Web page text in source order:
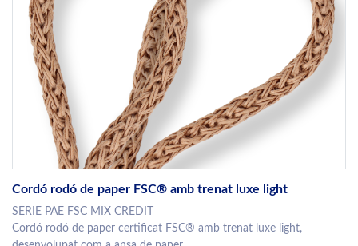
Cordó rodó de paper FSC® amb trenat luxe light
SERIE PAE FSC MIX CREDIT
Cordó rodó de paper certificat FSC® amb trenat luxe light,